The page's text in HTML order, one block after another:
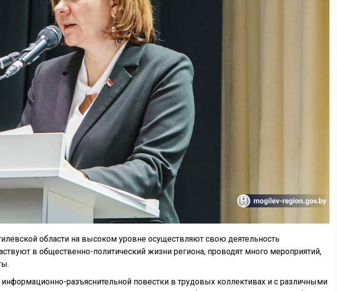
области на высоком уровне осуществляют свою деятельность
в общественно-политический жизни региона, проводят много мероприятий,
разъяснительной повестки в трудовых коллективах и с различными